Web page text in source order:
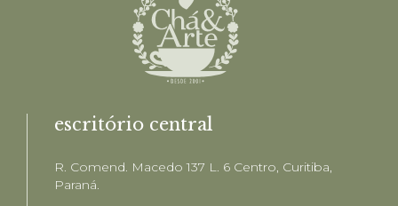
escritório central
R. Comend. Macedo 137 L. 6 Centro, Curitiba,
Paraná.